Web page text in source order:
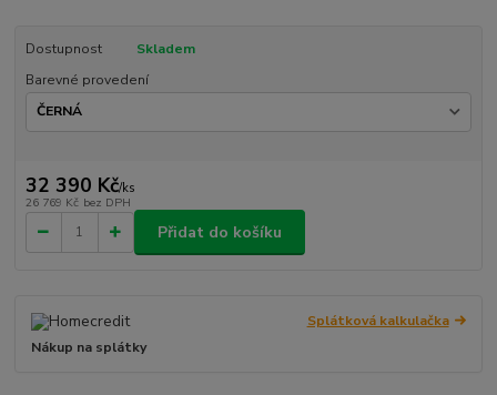
Dostupnost
Skladem
Barevné provedení
32 390 Kč/ks
26 769 Kč bez DPH
Přidat do košíku
Splátková kalkulačka
Nákup na splátky